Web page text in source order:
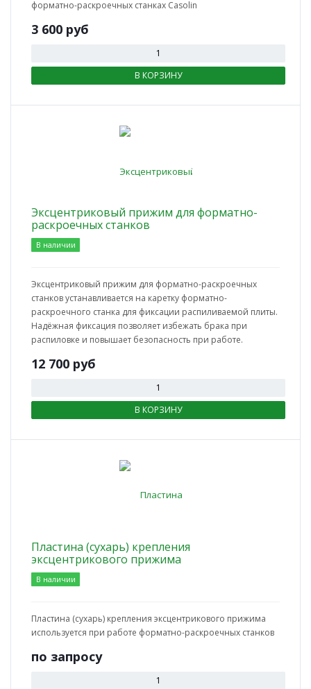
форматно-раскроечных станках Casolin
3 600 руб
В КОРЗИНУ
Эксцентриковый прижим для форматно-
раскроечных станков
В наличии
Эксцентриковый прижим для форматно-раскроечных
станков устанавливается на каретку форматно-
раскроечного станка для фиксации распиливаемой плиты.
Надёжная фиксация позволяет избежать брака при
распиловке и повышает безопасность при работе.
12 700 руб
В КОРЗИНУ
Пластина (сухарь) крепления
эксцентрикового прижима
В наличии
Пластина (сухарь) крепления эксцентрикового прижима
используется при работе форматно-раскроечных станков
по запросу